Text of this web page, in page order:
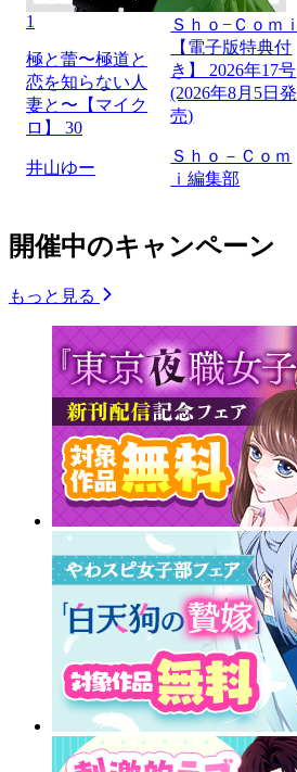
1
極と蕾〜極道と
恋を知らない人
妻と〜【マイク
ロ】 30
井山ゆー
Ｓｈｏ−Ｃｏｍｉ
【電子版特典付
き】 2026年17号
(2026年8月5日発
売)
Ｓｈｏ－Ｃｏｍ
ｉ編集部
開催中のキャンペーン
もっと見る